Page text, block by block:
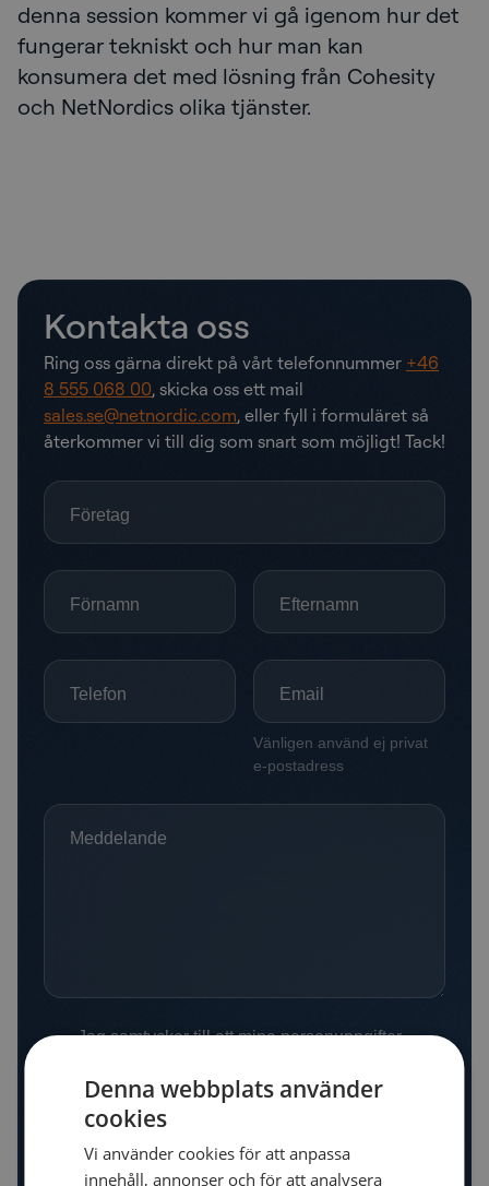
denna session kommer vi gå igenom hur det
fungerar tekniskt och hur man kan
konsumera det med lösning från Cohesity
och NetNordics olika tjänster.
Kontakta oss
Ring oss gärna direkt på vårt telefonnummer +46
8 555 068 00, skicka oss ett mail
sales.se@netnordic.com, eller fyll i formuläret så
återkommer vi till dig som snart som möjligt! Tack!
Denna webbplats använder
cookies
Vi använder cookies för att anpassa
innehåll, annonser och för att analysera